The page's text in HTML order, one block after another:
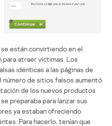
están convirtiendo en el
para atraer víctimas. Los
idénticas a las páginas de
número de sitios falsos aumentó
de los nuevos productos
preparaba para lanzar sus
ya estaban ofreciendo
Para hacerlo, tenían que